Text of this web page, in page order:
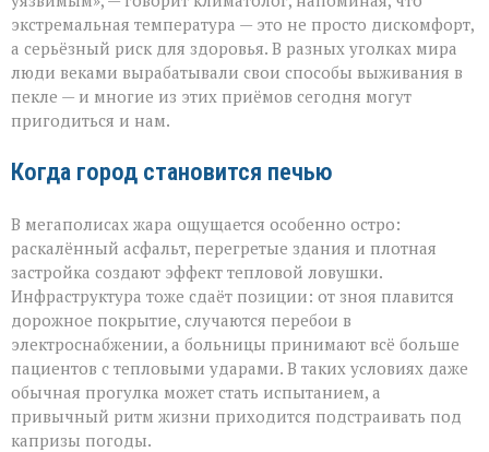
экстремальная температура — это не просто дискомфорт,
а серьёзный риск для здоровья. В разных уголках мира
люди веками вырабатывали свои способы выживания в
пекле — и многие из этих приёмов сегодня могут
пригодиться и нам.
Когда город становится печью
В мегаполисах жара ощущается особенно остро:
раскалённый асфальт, перегретые здания и плотная
застройка создают эффект тепловой ловушки.
Инфраструктура тоже сдаёт позиции: от зноя плавится
дорожное покрытие, случаются перебои в
электроснабжении, а больницы принимают всё больше
пациентов с тепловыми ударами. В таких условиях даже
обычная прогулка может стать испытанием, а
привычный ритм жизни приходится подстраивать под
капризы погоды.